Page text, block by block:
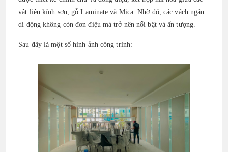
vật liệu kính sơn, gỗ Laminate và Mica. Nhờ đó, các vách ngăn
di động không còn đơn điệu mà trở nên nổi bật và ấn tượng.
Sau đây là một số hình ảnh công trình: